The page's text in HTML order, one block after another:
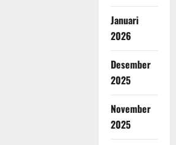
Januari
2026
Desember
2025
November
2025